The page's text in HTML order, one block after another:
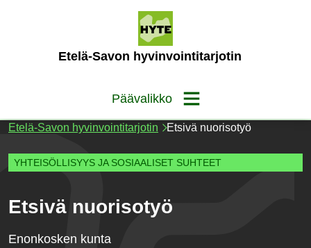
Etelä-Savon hyvinvointitarjotin
Päävalikko
Etelä-Savon hyvinvointitarjotin Etsivä nuorisotyö
YHTEISÖLLISYYS JA SOSIAALISET SUHTEET
Etsivä nuorisotyö
Enonkosken kunta